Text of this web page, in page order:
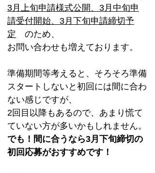
3月上旬申請様式公開、3月中旬申
請受付開始、3月下旬申請締切予
定 のため、
お問い合わせも増えております。
準備期間等考えると、そろそろ準備
スタートしないと初回には間に合わ
ない感じですが、
2回目以降もあるので、あまり慌て
ていない方が多いかもしれません。
でも！間に合うなら3月下旬締切の
初回応募がおすすめです！